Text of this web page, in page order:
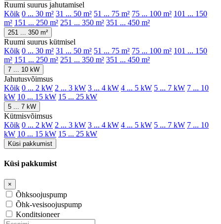
Ruumi suurus jahutamisel
Kõik 0 ... 30 m² 31 ... 50 m² 51 ... 75 m² 75 ... 100 m² 101 ... 150
m² 151 ... 250 m² 251 ... 350 m² 351 ... 450 m²
251 ... 350 m²
Ruumi suurus kütmisel
Kõik 0 ... 30 m² 31 ... 50 m² 51 ... 75 m² 75 ... 100 m² 101 ... 150
m² 151 ... 250 m² 251 ... 350 m² 351 ... 450 m²
7 ... 10 kW
Jahutusvõimsus
Kõik 0 ... 2 kW 2 ... 3 kW 3 ... 4 kW 4 ... 5 kW 5 ... 7 kW 7 ... 10
kW 10 ... 15 kW 15 ... 25 kW
5 ... 7 kW
Kütmisvõimsus
Kõik 0 ... 2 kW 2 ... 3 kW 3 ... 4 kW 4 ... 5 kW 5 ... 7 kW 7 ... 10
kW 10 ... 15 kW 15 ... 25 kW
Küsi pakkumist
Küsi pakkumist
×
Õhksoojuspump
Õhk-vesisoojuspump
Konditsioneer